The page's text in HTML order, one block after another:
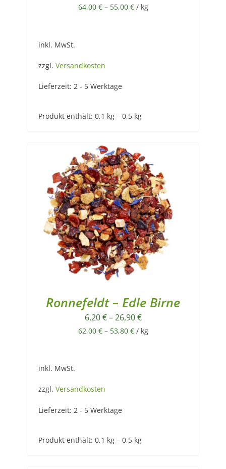
64,00 €– 55,00 €/ kg
inkl. MwSt.
zzgl. Versandkosten
Lieferzeit: 2 - 5 Werktage
Produkt enthält: 0,1 kg – 0,5 kg
Ronnefeldt – Edle Birne
6,20€–26,90€
62,00 €– 53,80 €/ kg
inkl. MwSt.
zzgl. Versandkosten
Lieferzeit: 2 - 5 Werktage
Produkt enthält: 0,1 kg – 0,5 kg